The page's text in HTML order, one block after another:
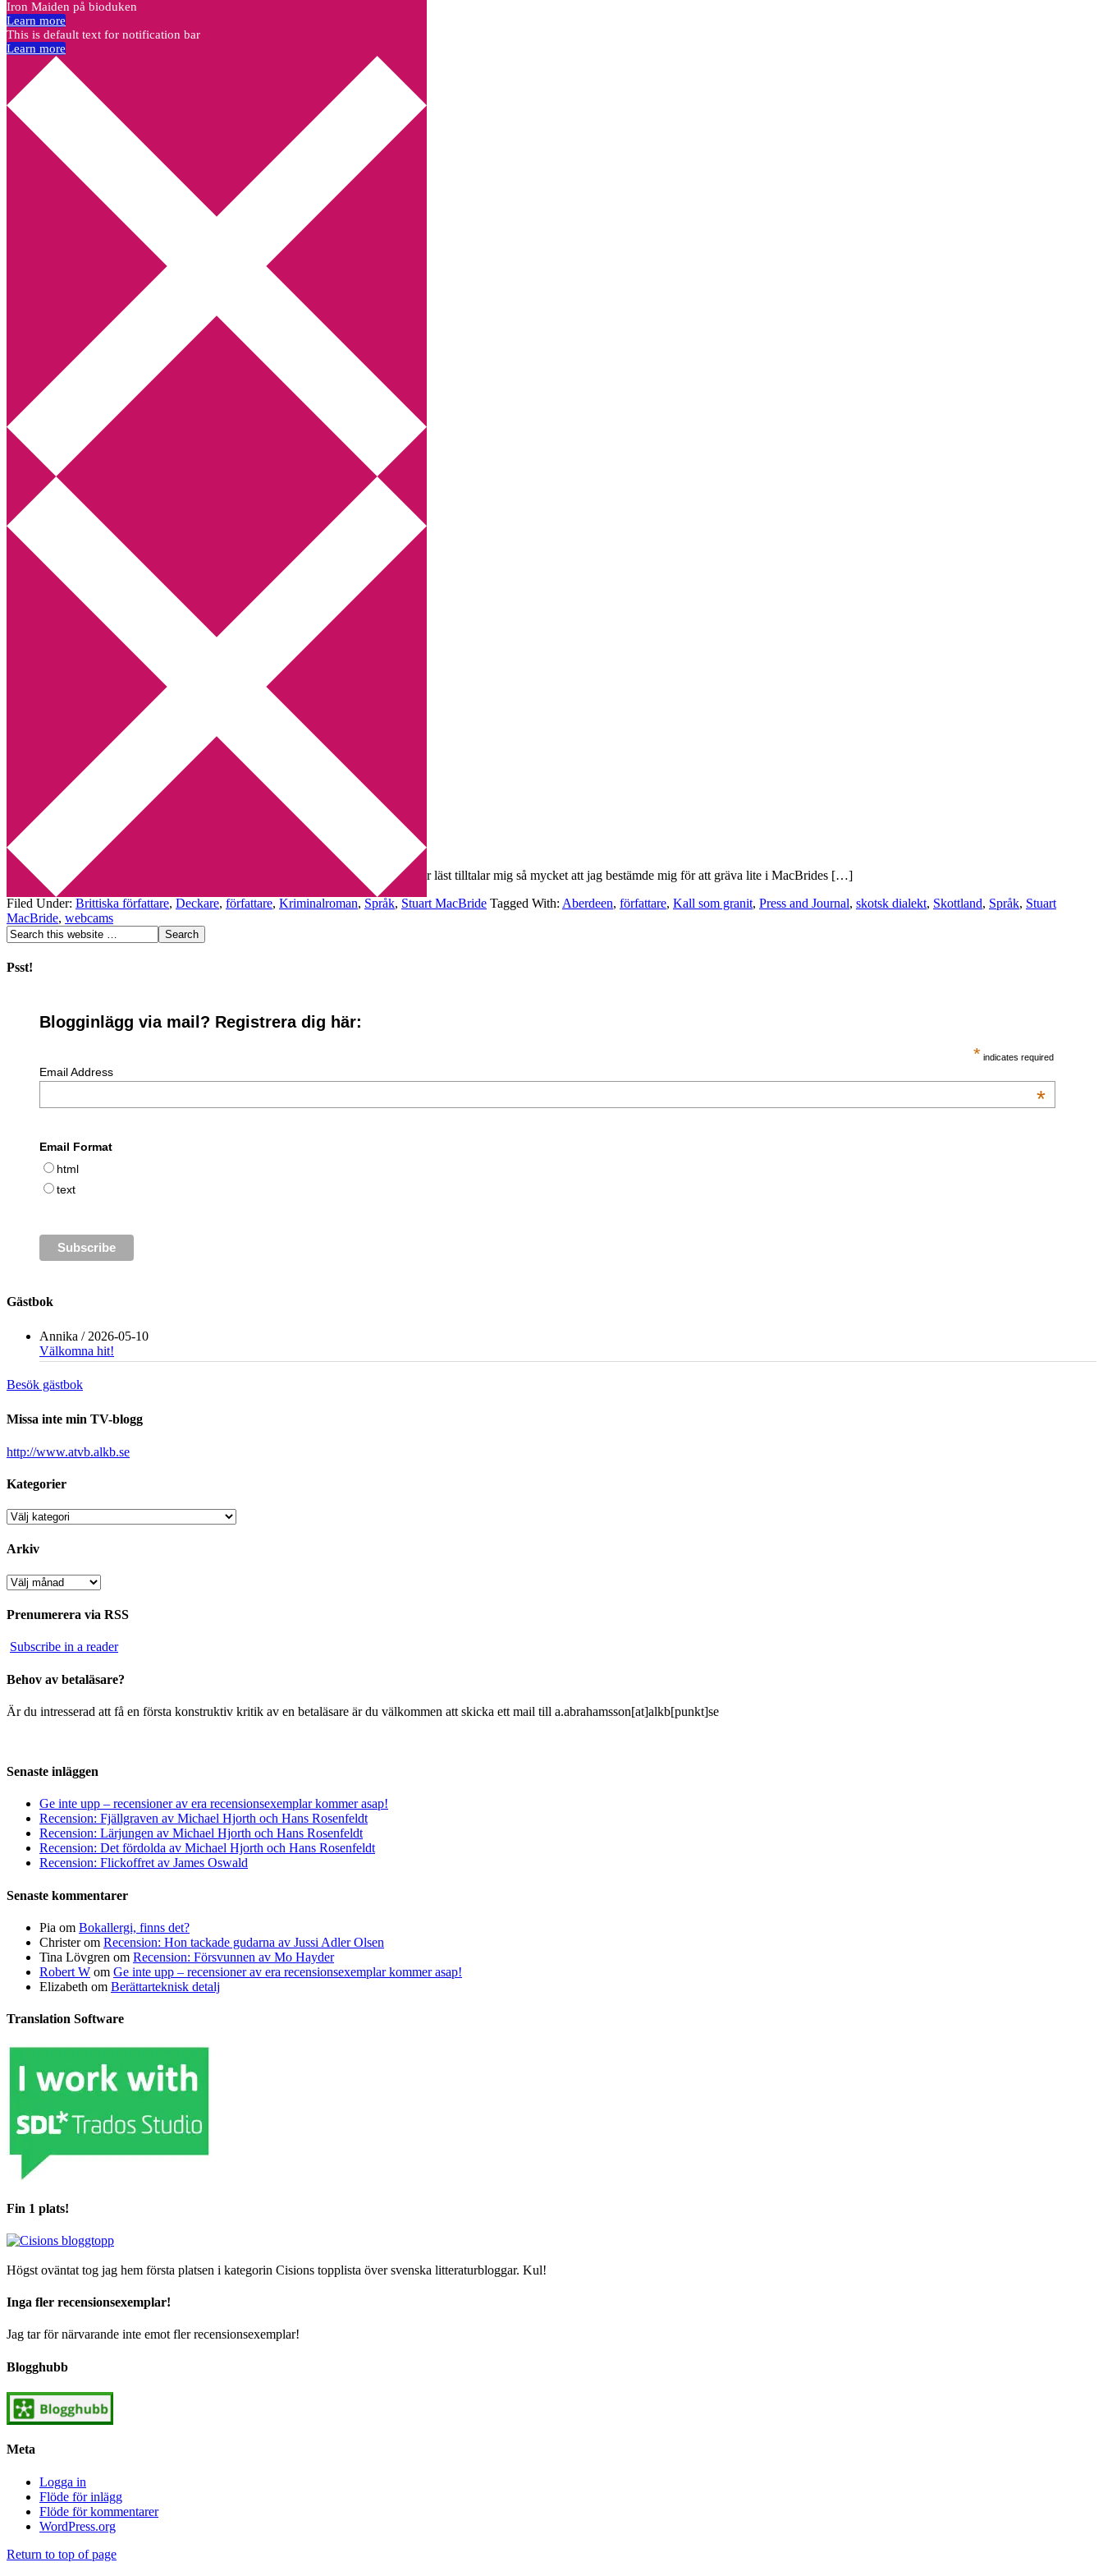
Annikas litteratur- och kulturblogg
Deckare, kriminalromaner, thrillers
Hem
Boktolva
Författarfemman
Kontakt
Webbshop Amazon
Utskriftscentralen
Min tv-blogg
You are here:Home Archives for Aberdeen
Stuart MacBride: The Write-ist
2009-07-19 Annika
Jag har precis börjat läsa Stuart MacBrides bok Kall som granit. Det jag hittills har läst tilltalar mig så mycket att jag bestämde mig för att gräva lite i MacBrides […]
Filed Under: Brittiska författare, Deckare, författare, Kriminalroman, Språk, Stuart MacBride Tagged With: Aberdeen, författare, Kall som granit, Press and Journal, skotsk dialekt, Skottland, Språk, Stuart
MacBride, webcams
Psst!
Blogginlägg via mail? Registrera dig här:
* indicates required
Email Address
*
Email Format
html
text
Gästbok
Annika / 2026-05-10
Välkomna hit!
Besök gästbok
Missa inte min TV-blogg
http://www.atvb.alkb.se
Kategorier
Kategorier
Arkiv
Arkiv
Prenumerera via RSS
Subscribe in a reader
Behov av betaläsare?
Är du intresserad att få en första konstruktiv kritik av en betaläsare är du välkommen att skicka ett mail till a.abrahamsson[at]alkb[punkt]se
Senaste inläggen
Ge inte upp – recensioner av era recensionsexemplar kommer asap!
Recension: Fjällgraven av Michael Hjorth och Hans Rosenfeldt
Recension: Lärjungen av Michael Hjorth och Hans Rosenfeldt
Recension: Det fördolda av Michael Hjorth och Hans Rosenfeldt
Recension: Flickoffret av James Oswald
Senaste kommentarer
Pia om Bokallergi, finns det?
Christerom Recension: Hon tackade gudarna av Jussi Adler Olsen
Tina Lövgren om Recension: Försvunnen av Mo Hayder
Robert W om Ge inte upp – recensioner av era recensionsexemplar kommer asap!
Elizabeth om Berättarteknisk detalj
Translation Software
Fin 1 plats!
Högst oväntat tog jag hem första platsen i kategorin Cisions topplista över svenska litteraturbloggar. Kul!
Inga fler recensionsexemplar!
Jag tar för närvarande inte emot fler recensionsexemplar!
Blogghubb
Meta
Logga in
Flöde för inlägg
Flöde för kommentarer
WordPress.org
Return to top of page
Iron Maiden på bioduken
Learn more
This is default text for notification bar
Learn more